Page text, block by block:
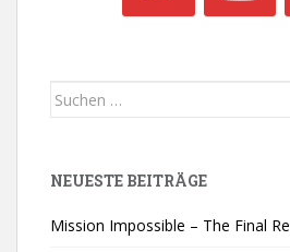
Suchen
NEUESTE BEITRÄGE
Mission Impossible – The Final